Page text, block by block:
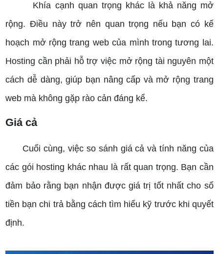
Khía cạnh quan trọng khác là khả năng mở
rộng. Điều này trở nên quan trọng nếu bạn có kế
hoạch mở rộng trang web của mình trong tương lai.
Hosting cần phải hỗ trợ việc mở rộng tài nguyên một
cách dễ dàng, giúp bạn nâng cấp và mở rộng trang
web mà không gặp rào cản đáng kể.
Giá cả
Cuối cùng, việc so sánh giá cả và tính năng của
các gói hosting khác nhau là rất quan trọng. Bạn cần
đảm bảo rằng bạn nhận được giá trị tốt nhất cho số
tiền bạn chi trả bằng cách tìm hiểu kỹ trước khi quyết
định.